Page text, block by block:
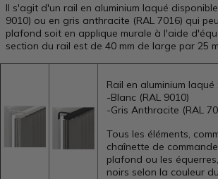
Il s'agit d'un rail en aluminium laqué
9010) ou en gris anthracite (RAL 7016) qui
plafond soit en applique murale à l'aide
section du rail est de 40 mm de large par 25
Rail en aluminium laqué :
-Blanc (RAL 9010)
-Gris Anthracite (RAL
Tous les éléments,
chaînette de
plafond ou les
noirs selon la couleur